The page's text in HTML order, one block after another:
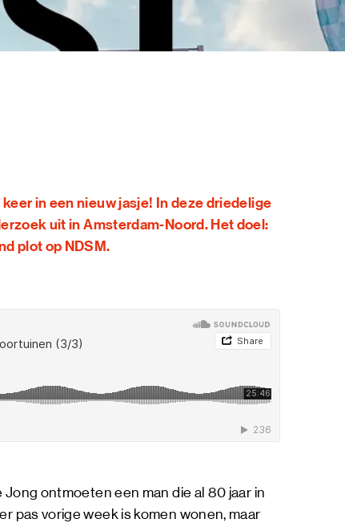
AGENDA
KUNST & EVENTS
STICHTING NDSM-WERF
TEAM
VERHUUR
in een nieuw jasje! In deze driedelige
uit in Amsterdam-Noord. Het doel:
plot op NDSM.
ontmoeten een man die al 80 jaar in
pas vorige week is komen wonen, maar